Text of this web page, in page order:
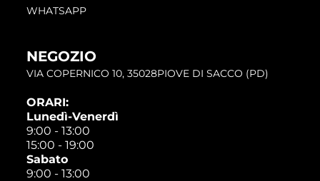
WHATSAPP
NEGOZIO
VIA COPERNICO 10, 35028PIOVE DI SACCO (PD)
ORARI:
Lunedì-Venerdì
9:00 - 13:00
15:00 - 19:00
Sabato
9:00 - 13:00